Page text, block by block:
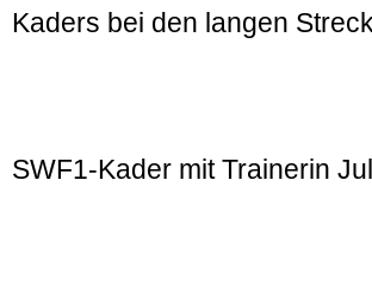
Kaders bei den langen
SWF1-Kader mit Trainerin